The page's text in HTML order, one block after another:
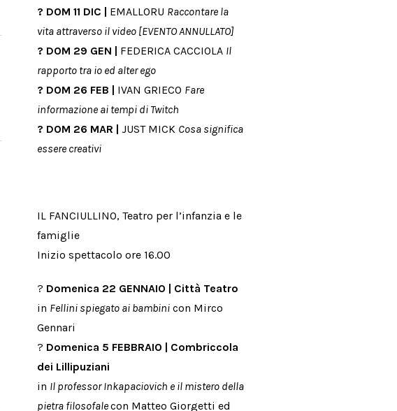
? DOM 11 DIC | EMALLORU Raccontare la
vita attraverso il video [EVENTO ANNULLATO]
? DOM 29 GEN | FEDERICA CACCIOLA Il
rapporto tra io ed alter ego
? DOM 26 FEB | IVAN GRIECO Fare
informazione ai tempi di Twitch
? DOM 26 MAR | JUST MICK Cosa significa
essere creativi
IL FANCIULLINO, Teatro per l’infanzia e le
famiglie
Inizio spettacolo ore 16.00
? Domenica 22 GENNAIO | Città Teatro
in Fellini spiegato ai bambinicon Mirco
Gennari
? Domenica 5 FEBBRAIO | Combriccola
dei Lillipuziani
in Il professor Inkapaciovich e il mistero della
pietra filosofalecon Matteo Giorgetti ed